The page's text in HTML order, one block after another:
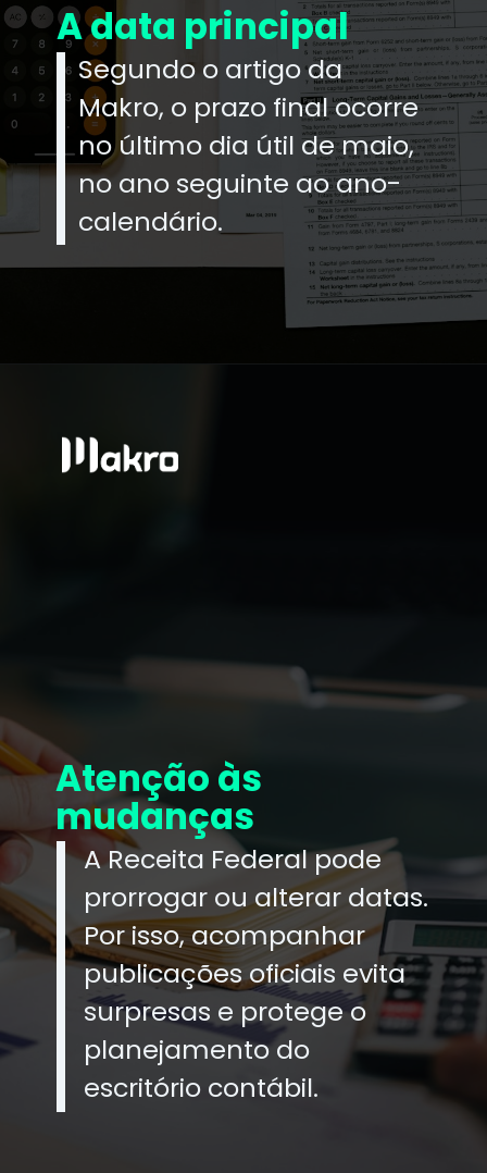
A data principal
Segundo o artigo da
Makro, o prazo final ocorre
no último dia útil de maio,
no ano seguinte ao ano-
calendário.
Atenção às
mudanças
A Receita Federal pode
prorrogar ou alterar datas.
Por isso, acompanhar
publicações oficiais evita
surpresas e protege o
planejamento do
escritório contábil.